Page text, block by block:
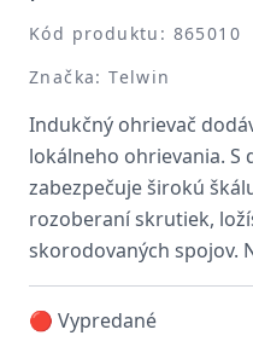
Kód produktu: 865010
Značka: Telwin
Indukčný ohrievač
lokálneho ohrievania.
zabezpečuje širokú
rozoberaní skrutiek,
skorodovaných spojov.
🔴 Vypredané